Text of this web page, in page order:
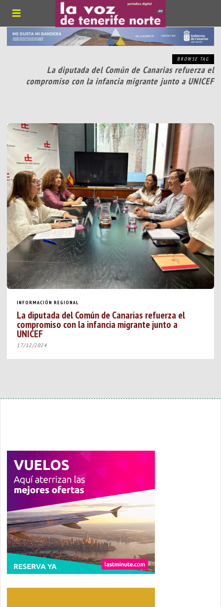
BROWSE TAG
La diputada del Común de Canarias refuerza el
compromiso con la infancia migrante junto a UNICEF
INFORMACIÓN REGIONAL
La diputada del Común de Canarias refuerza el
compromiso con la infancia migrante junto a
UNICEF
17/12/2024